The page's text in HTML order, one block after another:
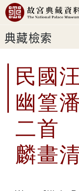
典藏檢索
民國
幽篁
二首
麟畫